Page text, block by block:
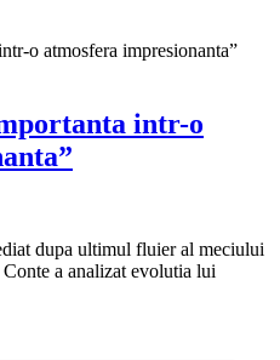
intr-o
dupa ultimul fluier al meciului
a analizat evolutia lui